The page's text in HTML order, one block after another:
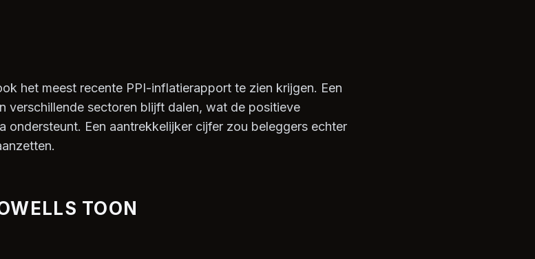
het meest recente PPI-inflatierapport te zien krijgen. Een
verschillende sectoren blijft dalen, wat de positieve
Een aantrekkelijker cijfer zou beleggers echter
TOON